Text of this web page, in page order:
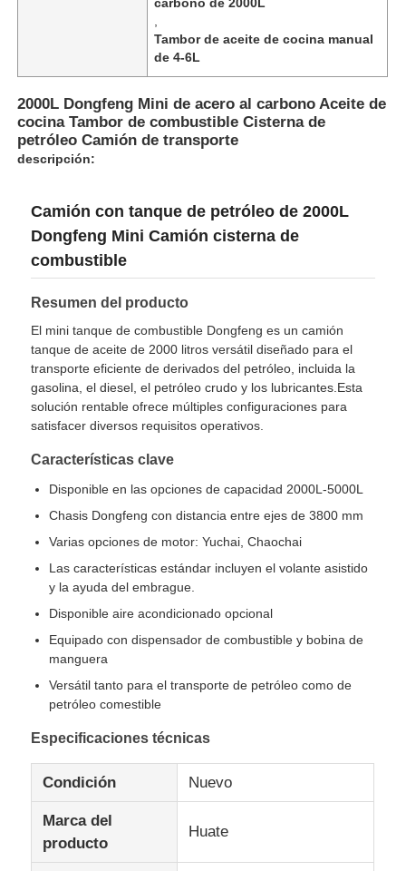
Camión cisterna de combustible
envase del tanque de la ISO
Camión de limpieza de saneamiento
Camión con caja refrigerada
Camión de basura con gancho
Piezas para vehículos especiales
Sanidad Triciclo eléctrico
Camión de carga
Tambor de aceite de cocina manual
de 4-6L
2000L Dongfeng Mini de acero al carbono Aceite de
cocina Tambor de combustible Cisterna de
petróleo Camión de transporte
descripción:
Camión con tanque de petróleo de 2000L
Dongfeng Mini Camión cisterna de
combustible
Resumen del producto
El mini tanque de combustible Dongfeng es un camión
tanque de aceite de 2000 litros versátil diseñado para el
transporte eficiente de derivados del petróleo, incluida la
gasolina, el diesel, el petróleo crudo y los lubricantes.Esta
solución rentable ofrece múltiples configuraciones para
satisfacer diversos requisitos operativos.
Características clave
Disponible en las opciones de capacidad 2000L-5000L
Chasis Dongfeng con distancia entre ejes de 3800 mm
Varias opciones de motor: Yuchai, Chaochai
Las características estándar incluyen el volante asistido
y la ayuda del embrague.
Disponible aire acondicionado opcional
Equipado con dispensador de combustible y bobina de
manguera
Versátil tanto para el transporte de petróleo como de
petróleo comestible
Especificaciones técnicas
Condición Nuevo
Marca del
producto
Huate